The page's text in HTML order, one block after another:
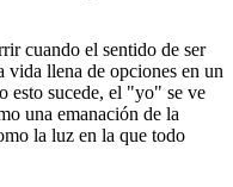
cuando el sentido de ser
llena de opciones en un
esto sucede, el "yo" se ve
una emanación de la
la luz en la que todo